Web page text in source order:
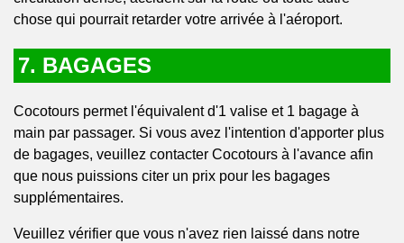
chose qui pourrait retarder votre arrivée à l'aéroport.
7. BAGAGES
Cocotours permet l'équivalent d'1 valise et 1 bagage à
main par passager. Si vous avez l'intention d'apporter plus
de bagages, veuillez contacter Cocotours à l'avance afin
que nous puissions citer un prix pour les bagages
supplémentaires.
Veuillez vérifier que vous n'avez rien laissé dans notre